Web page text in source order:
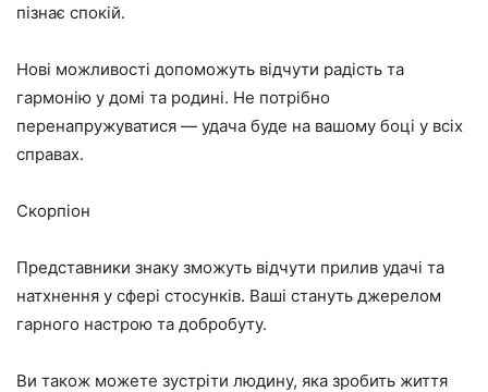
пізнає спокій.
Нові можливості допоможуть відчути радість та
гармонію у домі та родині. Не потрібно
перенапружуватися — удача буде на вашому боці у всіх
справах.
Скорпіон
Представники знаку зможуть відчути прилив удачі та
натхнення у сфері стосунків. Ваші стануть джерелом
гарного настрою та добробуту.
Ви також можете зустріти людину, яка зробить життя